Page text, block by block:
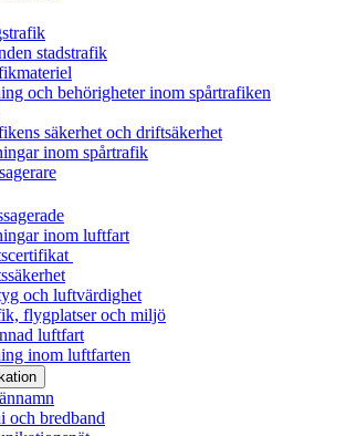
stadstrafik
och behörigheter inom spårtrafiken
säkerhet och driftsäkerhet
inom spårtrafik
inom luftfart
och luftvärdighet
flygplatser och miljö
luftfart
inom luftfarten
och bredband